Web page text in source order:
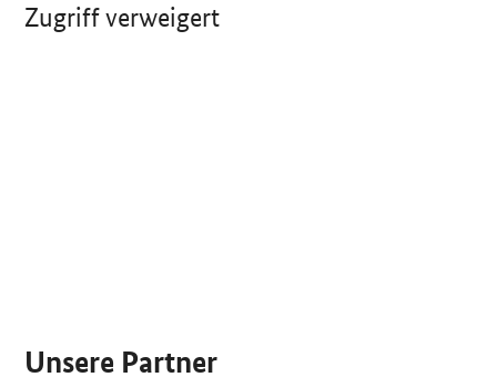
Zugriff verweigert
Unsere Partner